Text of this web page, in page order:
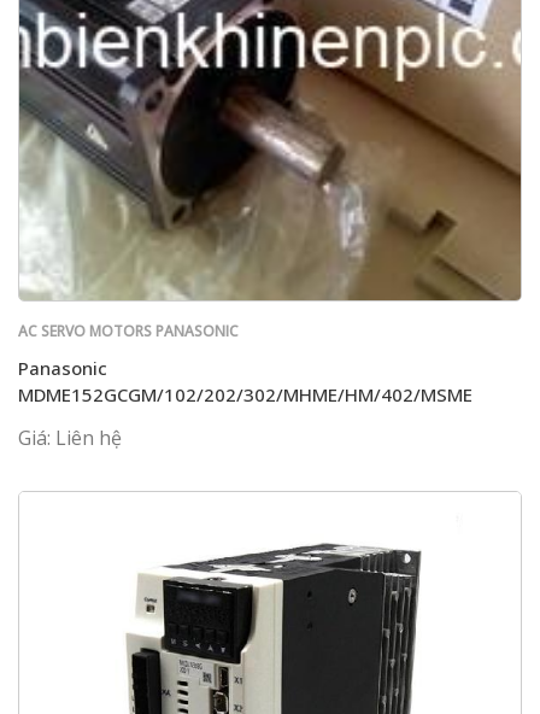
AC SERVO MOTORS PANASONIC
Panasonic
MDME152GCGM/102/202/302/MHME/HM/402/MSME
Giá: Liên hệ